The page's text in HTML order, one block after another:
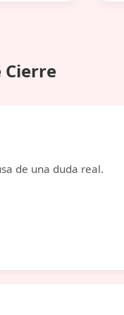
de una duda real.